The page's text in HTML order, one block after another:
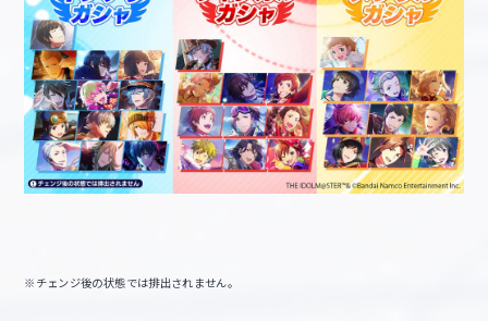
※チェンジ後の状態では排出されません。